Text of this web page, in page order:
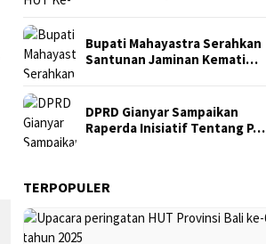
Bupati Mahayastra Serahkan
Santunan Jaminan Kemati…
DPRD Gianyar Sampaikan
Raperda Inisiatif Tentang P…
TERPOPULER